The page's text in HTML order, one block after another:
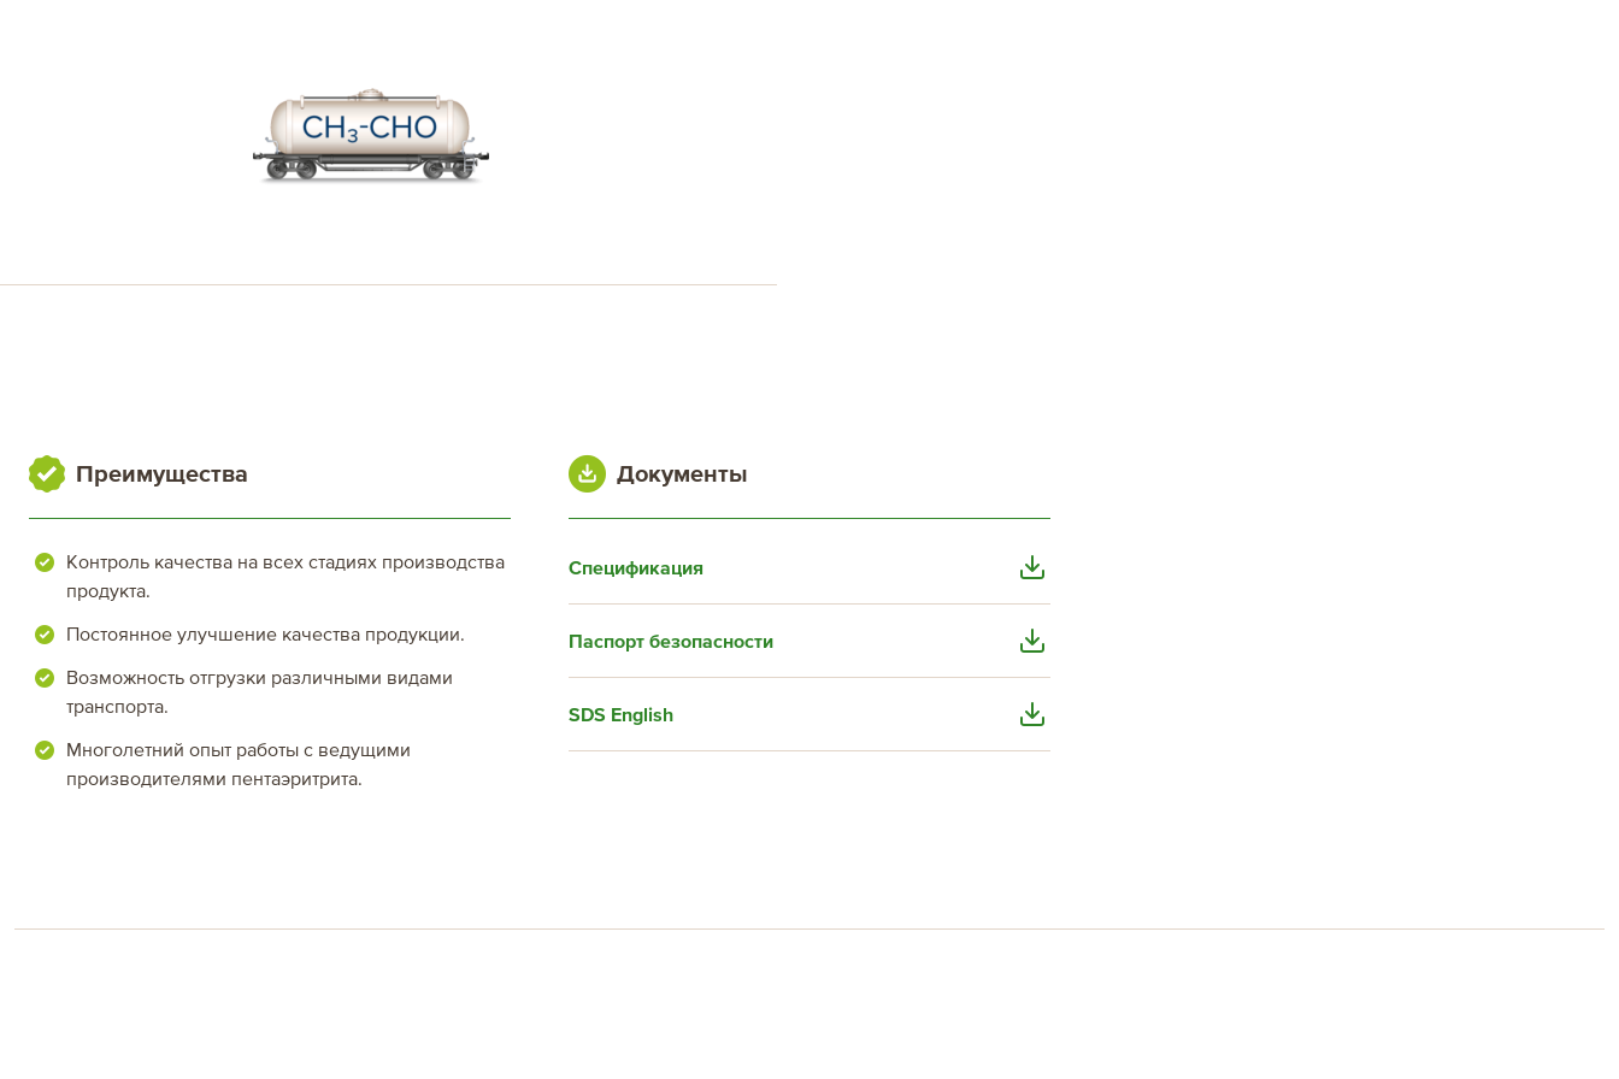
Преимущества
Контроль качества на всех стадиях производства
продукта.
Постоянное улучшение качества продукции.
Возможность отгрузки различными видами
транспорта.
Многолетний опыт работы с ведущими
производителями пентаэритрита.
Документы
Спецификация
Паспорт безопасности
SDS English